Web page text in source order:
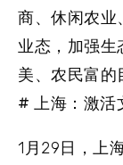
商、休闲农业
业态，加强生
美、农民富的
# 上海：激活
1月29日，上